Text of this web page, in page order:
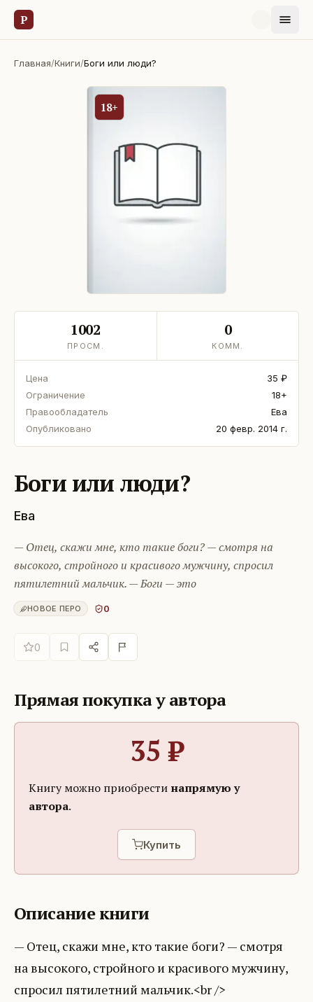
Р
Главная/Книги/Боги или люди?
18+
1002
ПРОСМ.
0
КОММ.
Цена
35 ₽
Ограничение
18+
Правообладатель
Ева
Опубликовано
20 февр. 2014 г.
Боги или люди?
Ева
— Отец, скажи мне, кто такие боги? — смотря на
высокого, стройного и красивого мужчину, спросил
пятилетний мальчик. — Боги — это
НОВОЕ ПЕРО 0
0
Прямая покупка у автора
35 ₽
Книгу можно приобрести напрямую у
автора.
Купить
Описание книги
— Отец, скажи мне, кто такие боги? — смотря
на высокого, стройного и красивого мужчину,
спросил пятилетний мальчик.<br />